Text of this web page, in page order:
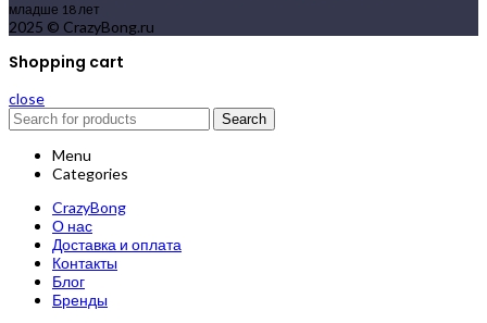
младше 18 лет
2025 © CrazyBong.ru
Shopping cart
close
Search
Menu
Categories
CrazyBong
О нас
Доставка и оплата
Контакты
Блог
Бренды